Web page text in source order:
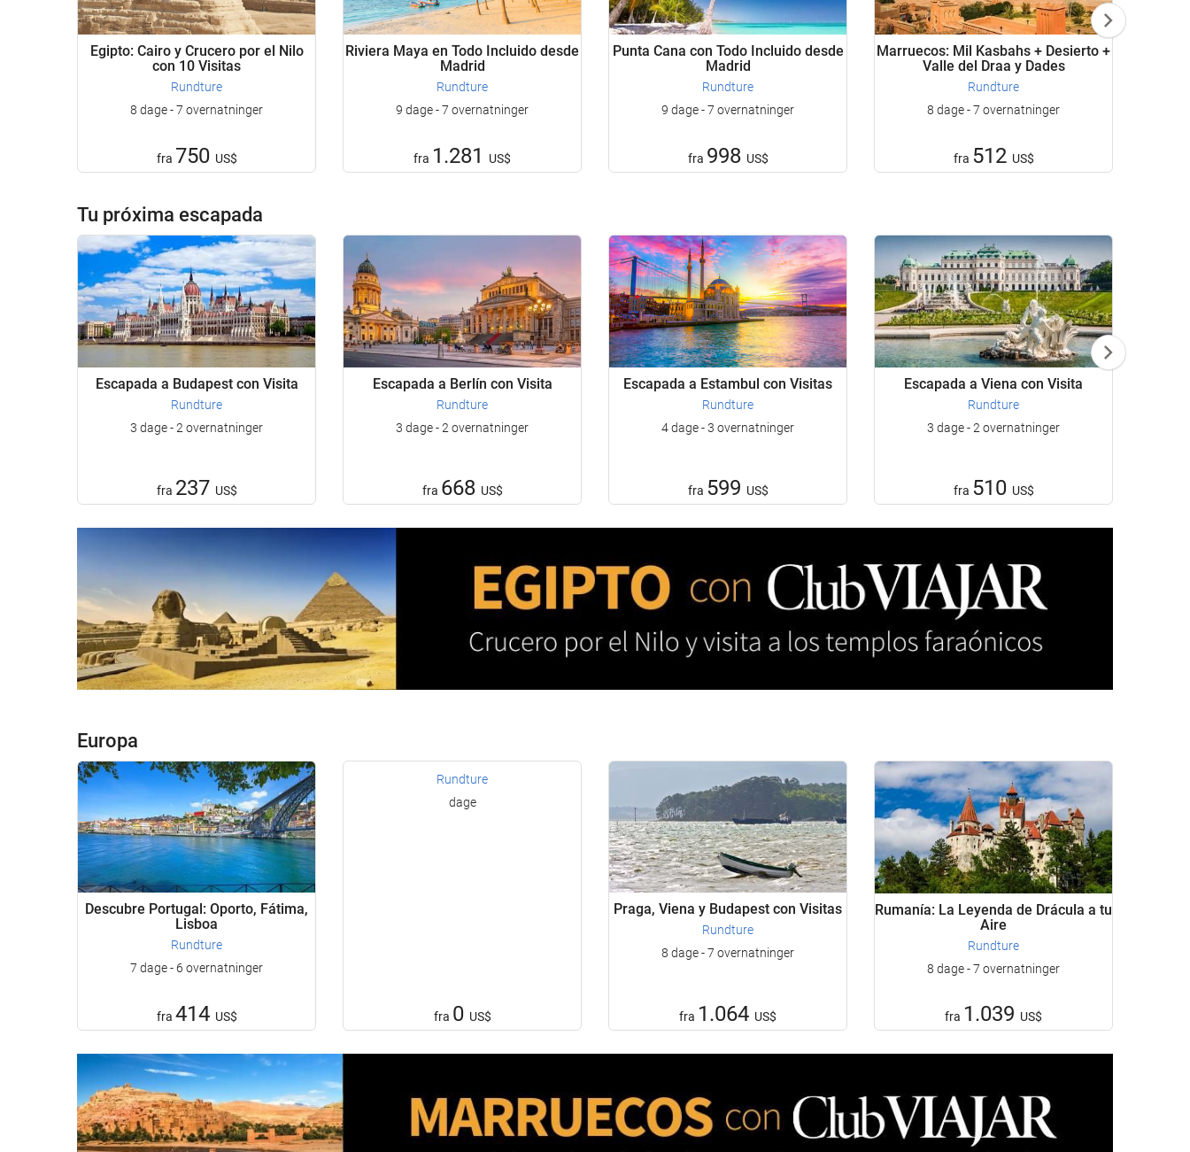
Egipto: Cairo y Crucero por el Nilo
con 10 Visitas
Rundture
8 dage - 7 overnatninger
fra 750 US$
Riviera Maya en Todo Incluido desde
Madrid
Rundture
9 dage - 7 overnatninger
fra 1.281 US$
Punta Cana con Todo Incluido desde
Madrid
Rundture
9 dage - 7 overnatninger
fra 998 US$
Marruecos: Mil Kasbahs + Desierto +
Valle del Draa y Dades
Rundture
8 dage - 7 overnatninger
fra 512 US$
Tu próxima escapada
Escapada a Budapest con Visita
Rundture
3 dage - 2 overnatninger
fra 237 US$
Escapada a Berlín con Visita
Rundture
3 dage - 2 overnatninger
fra 668 US$
Escapada a Estambul con Visitas
Rundture
4 dage - 3 overnatninger
fra 599 US$
Escapada a Viena con Visita
Rundture
3 dage - 2 overnatninger
fra 510 US$
Europa
Descubre Portugal: Oporto, Fátima,
Lisboa
Rundture
7 dage - 6 overnatninger
fra 414 US$
Rundture
dage
fra 0 US$
Praga, Viena y Budapest con Visitas
Rundture
8 dage - 7 overnatninger
fra 1.064 US$
Rumanía: La Leyenda de Drácula a tu
Aire
Rundture
8 dage - 7 overnatninger
fra 1.039 US$